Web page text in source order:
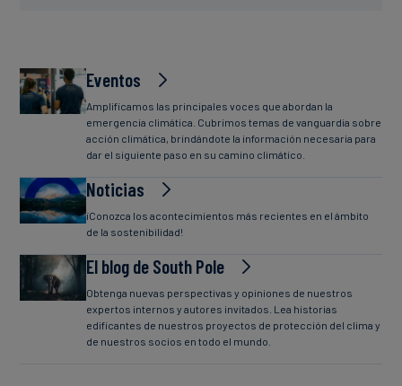
Eventos
Amplificamos las principales voces que abordan la
emergencia climática. Cubrimos temas de vanguardia sobre
acción climática, brindándote la información necesaria para
dar el siguiente paso en su camino climático.
Noticias
¡Conozca los acontecimientos más recientes en el ámbito
de la sostenibilidad!
El blog de South Pole
Obtenga nuevas perspectivas y opiniones de nuestros
expertos internos y autores invitados. Lea historias
edificantes de nuestros proyectos de protección del clima y
de nuestros socios en todo el mundo.